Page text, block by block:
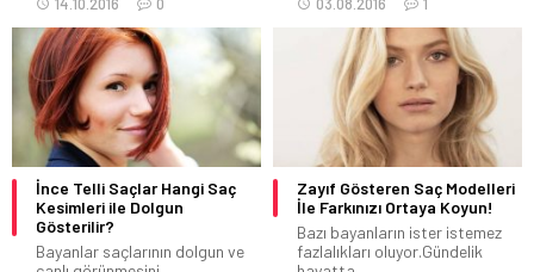
İnce Telli Saçlar Hangi Saç
Kesimleri ile Dolgun
Gösterilir?
Bayanlar saçlarının dolgun ve
Zayıf Gösteren Saç Modelleri
İle Farkınızı Ortaya Koyun!
Bazı bayanların ister istemez
fazlalıkları oluyor.Gündelik